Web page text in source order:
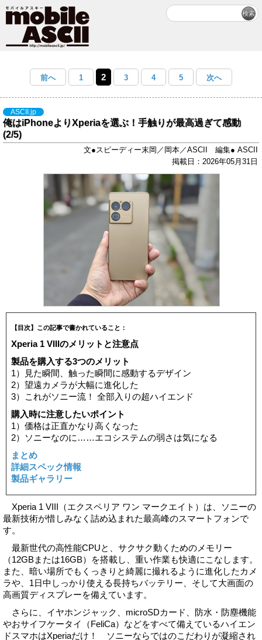
前へ 1 2 3 4 5 次へ
ASCII.jp
俺はiPhoneよりXperiaを選ぶ！手触りが最高過ぎて感動
(2/5)
文●スピーディー末岡／岡本／ASCII 編集● ASCII
掲載日：2026年05月31日
【目次】この記事で書かれていること：
Xperia 1 VIIIのメリットと注意点
製品を購入する3つのメリット
1）見た瞬間、触った瞬間に感動するデザイン
2）望遠カメラが大幅に進化した
3）これがソニー流！ 全部入りの超ハイエンド
購入時に注意したいポイント
1）価格は正直かなり高くなった
2）ソニーなのに……エコシステムの弱さは気になる
まとめ
詳細スペック情報
製品ギャラリー
Xperia 1 VIII（エクスペリア ワン マークエイト）は、ソニーの
最新技術が惜しみなく詰め込まれた最高峰のスマートフォンで
す。
最新世代の高性能CPUと、サクサク動くためのメモリー
（12GBまたは16GB）を搭載し、重い作業も快適にこなします。
また、暗い場所でもくっきりと綺麗に撮れるように進化したカメ
ラや、1日中しっかり使える長持ちバッテリー、そして大画面の
高画質ディスプレーを備えています。
さらに、イヤホンジャック、microSDカード、防水・防塵機能
やおサイフケータイ（FeliCa）などをすべて備えているハイエン
ドスマホはXperiaだけ！ ソニーならではのこだわりが凝縮され